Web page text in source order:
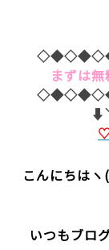
まずは
⬇︎
こんにちは
いつもブロ